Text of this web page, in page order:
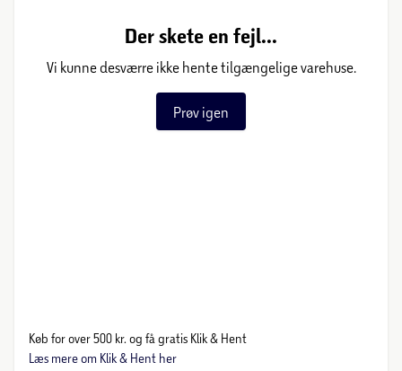
Der skete en fejl...
Vi kunne desværre ikke hente tilgængelige varehuse.
Prøv igen
Køb for over 500 kr. og få gratis Klik & Hent
Læs mere om Klik & Hent her